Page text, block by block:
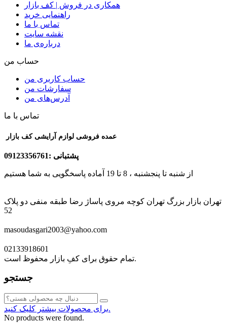
همکاری در فروش | کف بازار
راهنمایی خرید
تماس با ما
نقشه سایت
درباره‌ی ما
حساب من
حساب کاربری من
سفارشات من
آدرس‌های من
تماس با ما
پشتبانی :09123356761
از شنبه تا پنجشنبه ، 8 تا 19 آماده پاسخگویی به شما هستیم
تهران بازار بزرگ تهران کوچه مروی پاساژ رضا طبقه منفی دو پلاک
52
masoudasgari2003@yahoo.com
02133918601
تمام حقوق برای کفِ بازار محفوظ است.
جستجو
برای محصولات بیشتر کلیک کنید.
No products were found.